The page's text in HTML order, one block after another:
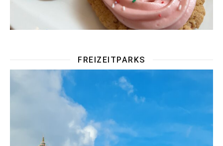
FREIZEITPARKS